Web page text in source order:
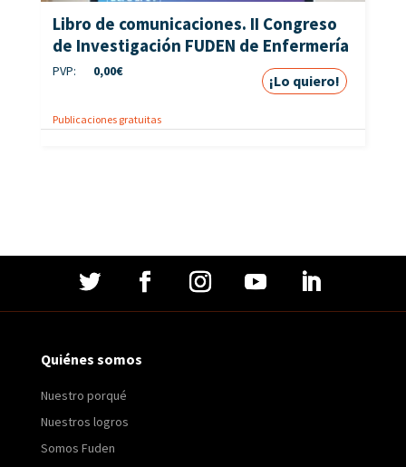
Libro de comunicaciones. II Congreso
de Investigación FUDEN de Enfermería
PVP: 0,00€
¡Lo quiero!
Publicaciones gratuitas
Quiénes somos
Nuestro porqué
Nuestros logros
Somos Fuden